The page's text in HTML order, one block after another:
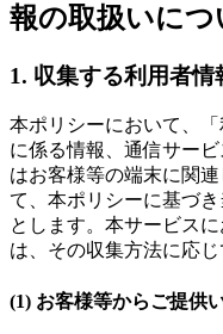
報の取扱いにつ
1. 収集する利用者
本ポリシーにおいて、
に係る情報、通信サー
はお客様等の端末に関
て、本ポリシーに基づ
とします。本サービス
は、その収集方法に応
(1) お客様等からご提供